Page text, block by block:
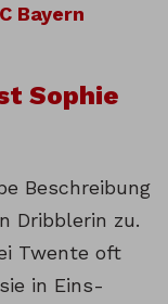
Bayern
Sophie
Beschreibung
Dribblerin zu.
Twente oft
in Eins-